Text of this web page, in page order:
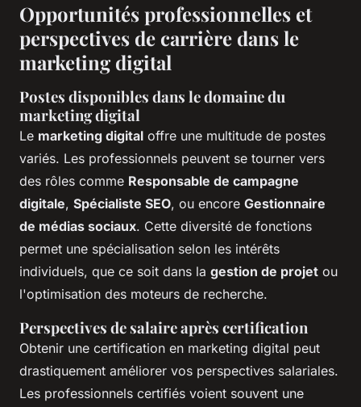
Opportunités professionnelles et
perspectives de carrière dans le
marketing digital
Postes disponibles dans le domaine du
marketing digital
Le marketing digital offre une multitude de postes
variés. Les professionnels peuvent se tourner vers
des rôles comme Responsable de campagne
digitale, Spécialiste SEO, ou encore Gestionnaire
de médias sociaux. Cette diversité de fonctions
permet une spécialisation selon les intérêts
individuels, que ce soit dans la gestion de projet ou
l'optimisation des moteurs de recherche.
Perspectives de salaire après certification
Obtenir une certification en marketing digital peut
drastiquement améliorer vos perspectives salariales.
Les professionnels certifiés voient souvent une